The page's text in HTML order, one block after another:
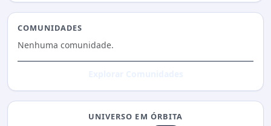
COMUNIDADES
Nenhuma comunidade.
UNIVERSO EM ÓRBITA